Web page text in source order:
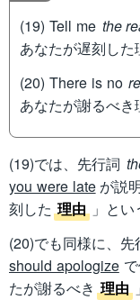
(19) Tell me the
あなたが遅刻した
(20) There is no
あなたが謝るべき
(19)では、先行詞
you were lateが説
刻した 理由 」とい
(20)でも同様に、先
should apologizeで
たが謝るべき 理由